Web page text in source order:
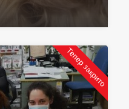
Тепер закрито